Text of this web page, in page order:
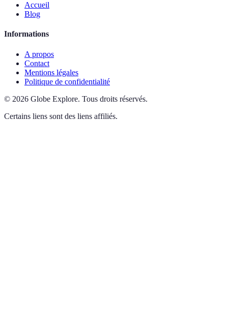
Accueil
Blog
Informations
A propos
Contact
Mentions légales
Politique de confidentialité
© 2026 Globe Explore. Tous droits réservés.
Certains liens sont des liens affiliés.